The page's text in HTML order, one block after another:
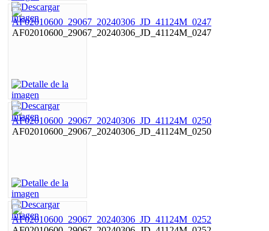
AF02010600_29067_20240306_JD_41124M_0247
AF02010600_29067_20240306_JD_41124M_0250